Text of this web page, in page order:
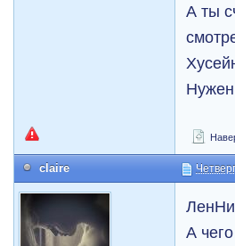
А ты
claire
А